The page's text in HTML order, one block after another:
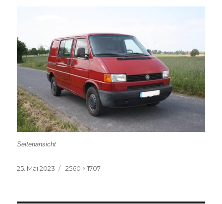
Seitenansicht
Veröffentlicht
25. Mai 2023
Volle
2560 × 1707